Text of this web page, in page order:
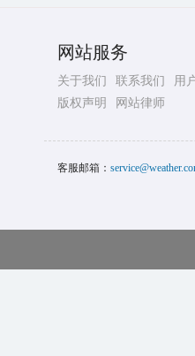
网站服务
关于我们 联系我们
用
版权声明
网站律师
客服邮箱：